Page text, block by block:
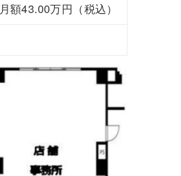
月額43.00万円（税込）